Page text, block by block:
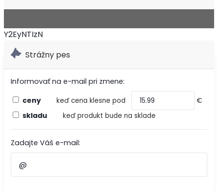
Y2EyNTIzN
Strážny pes
Informovať na e-mail pri zmene:
ceny
keď cena klesne pod €
skladu keď produkt bude na sklade
Zadajte Váš e-mail: